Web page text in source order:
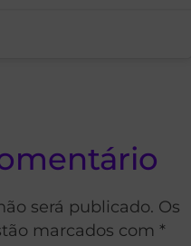
será publicado. Os
marcados com *